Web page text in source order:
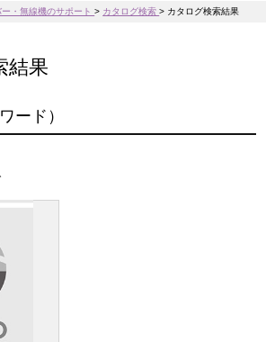
ー・無線機のサポート> カタログ検索> カタログ検索結果
結果
ード）